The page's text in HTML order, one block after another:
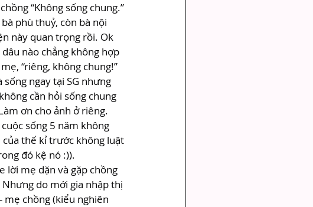
“Không sống chung.”
phù thuỷ, còn bà nội
này quan trọng rồi. Ok
nào chẳng không hợp
“riêng, không chung!”
ngay tại SG nhưng
cần hỏi sống chung
ơn cho ảnh ở riêng.
sống 5 năm không
thế kỉ trước không luật
đó kệ nó :)).
lời mẹ dặn và gặp chồng
do mới gia nhập thị
chồng (kiểu nghiên